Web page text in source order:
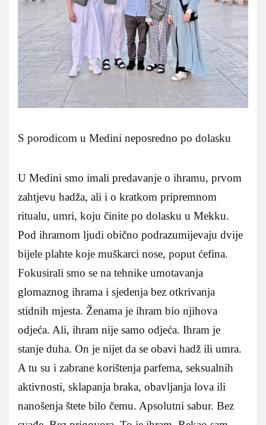
S porodicom u Medini neposredno po dolasku
U Medini smo imali predavanje o ihramu, prvom
zahtjevu hadža, ali i o kratkom pripremnom
ritualu, umri, koju činite po dolasku u Mekku.
Pod ihramom ljudi obično podrazumijevaju dvije
bijele plahte koje muškarci nose, poput ćefina.
Fokusirali smo se na tehnike umotavanja
glomaznog ihrama i sjedenja bez otkrivanja
stidnih mjesta. Ženama je ihram bio njihova
odjeća. Ali, ihram nije samo odjeća. Ihram je
stanje duha. On je nijet da se obavi hadž ili umra.
A tu su i zabrane korištenja parfema, seksualnih
aktivnosti, sklapanja braka, obavljanja lova ili
nanošenja štete bilo čemu. Apsolutni sabur. Bez